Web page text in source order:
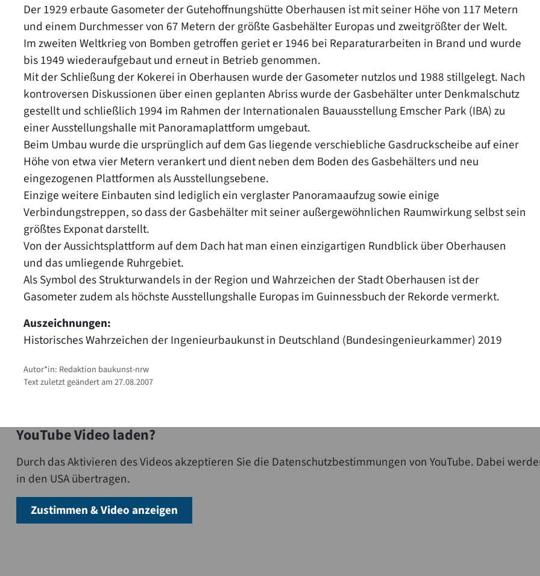
Der 1929 erbaute Gasometer der Gutehoffnungshütte Oberhausen ist mit seiner Höhe von 117 Metern
und einem Durchmesser von 67 Metern der größte Gasbehälter Europas und zweitgrößter der Welt.
Im zweiten Weltkrieg von Bomben getroffen geriet er 1946 bei Reparaturarbeiten in Brand und wurde
bis 1949 wiederaufgebaut und erneut in Betrieb genommen.
Mit der Schließung der Kokerei in Oberhausen wurde der Gasometer nutzlos und 1988 stillgelegt. Nach
kontroversen Diskussionen über einen geplanten Abriss wurde der Gasbehälter unter Denkmalschutz
gestellt und schließlich 1994 im Rahmen der Internationalen Bauausstellung Emscher Park (IBA) zu
einer Ausstellungshalle mit Panoramaplattform umgebaut.
Beim Umbau wurde die ursprünglich auf dem Gas liegende verschiebliche Gasdruckscheibe auf einer
Höhe von etwa vier Metern verankert und dient neben dem Boden des Gasbehälters und neu
eingezogenen Plattformen als Ausstellungsebene.
Einzige weitere Einbauten sind lediglich ein verglaster Panoramaaufzug sowie einige
Verbindungstreppen, so dass der Gasbehälter mit seiner außergewöhnlichen Raumwirkung selbst sein
größtes Exponat darstellt.
Von der Aussichtsplattform auf dem Dach hat man einen einzigartigen Rundblick über Oberhausen
und das umliegende Ruhrgebiet.
Als Symbol des Strukturwandels in der Region und Wahrzeichen der Stadt Oberhausen ist der
Gasometer zudem als höchste Ausstellungshalle Europas im Guinnessbuch der Rekorde vermerkt.
Auszeichnungen:
Historisches Wahrzeichen der Ingenieurbaukunst in Deutschland (Bundesingenieurkammer) 2019
Autor*in: Redaktion baukunst-nrw
Text zuletzt geändert am 27.08.2007
YouTube Video laden?
Durch das Aktivieren des Videos akzeptieren Sie die Datenschutzbestimmungen von YouTube. Dabei
in den USA übertragen.
Zustimmen & Video anzeigen